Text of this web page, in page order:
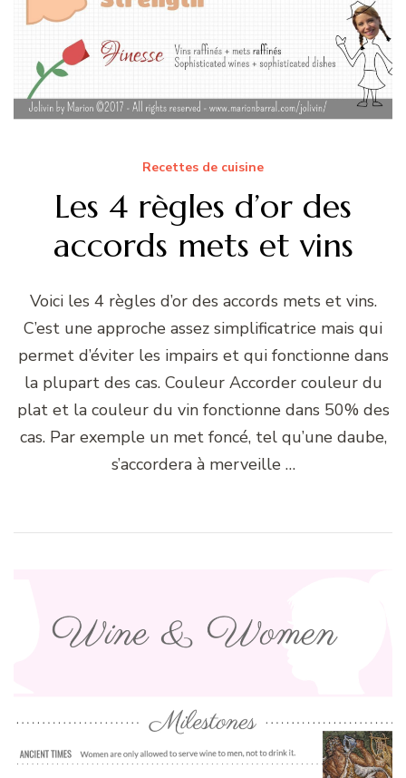
Recettes de cuisine
Les 4 règles d’or des
accords mets et vins
Voici les 4 règles d’or des accords mets et vins.
C’est une approche assez simplificatrice mais qui
permet d’éviter les impairs et qui fonctionne dans
la plupart des cas. Couleur Accorder couleur du
plat et la couleur du vin fonctionne dans 50% des
cas. Par exemple un met foncé, tel qu’une daube,
s’accordera à merveille …